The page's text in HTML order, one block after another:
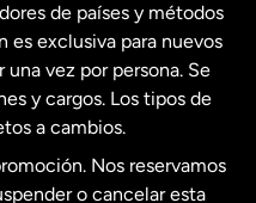
English
Español
de países y métodos
es exclusiva para nuevos
vez por persona. Se
y cargos. Los tipos de
a cambios.
Nos reservamos
o cancelar esta